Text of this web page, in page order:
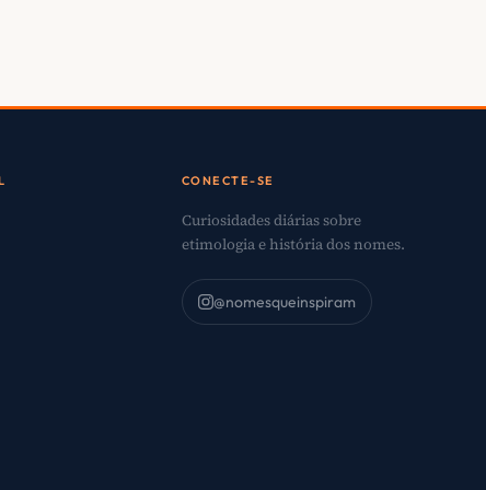
CONECTE-SE
Curiosidades diárias sobre
etimologia e história dos nomes.
@nomesqueinspiram